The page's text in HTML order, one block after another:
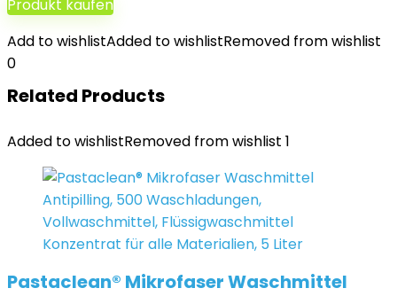
Produkt kaufen
Add to wishlistAdded to wishlistRemoved from wishlist
0
Related Products
Added to wishlistRemoved from wishlist 1
Pastaclean® Mikrofaser Waschmittel